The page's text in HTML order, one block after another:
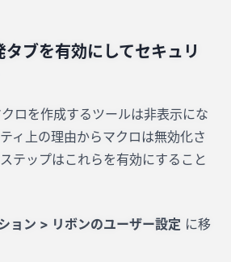
ブを有効にしてセキュリ
ロを作成するツールは非表示にな
ィ上の理由からマクロは無効化さ
テップはこれらを有効にすること
ョン > リボンのユーザー設定 に移